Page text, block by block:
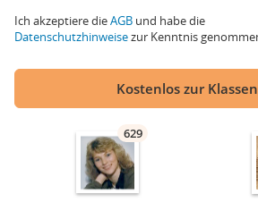
Ich akzeptiere dieAGB und habe die
Datenschutzhinweisezur Kenntnis
Kostenlos zur
629